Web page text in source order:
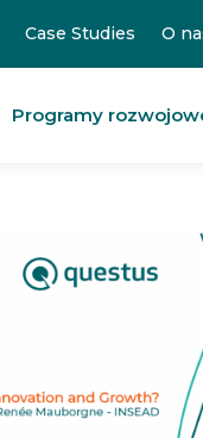
Case Studies O
Programy